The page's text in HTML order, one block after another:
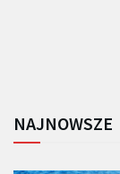
NAJNOWSZE